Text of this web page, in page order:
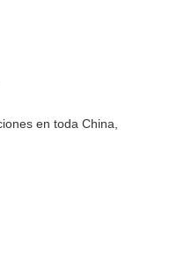
en toda China,